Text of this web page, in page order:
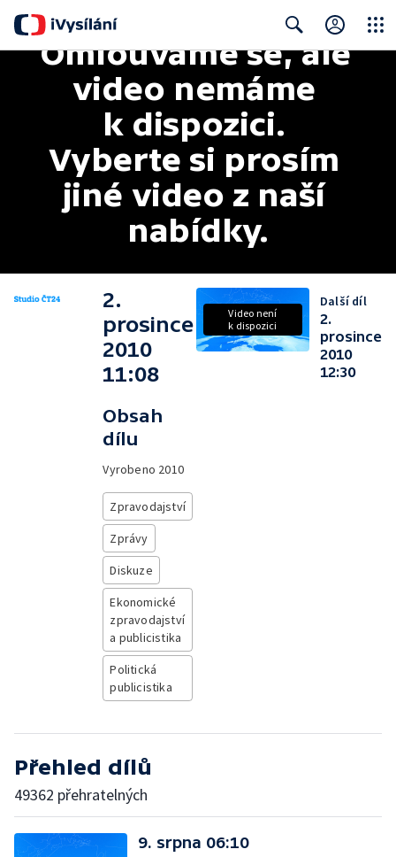
Search
Omlouváme se, ale
video nemáme
k dispozici.
Vyberte si prosím
jiné video z naší
nabídky.
2.
prosince
2010
11:08
Obsah
dílu
Vyrobeno 2010
Zpravodajství
Zprávy
Diskuze
Ekonomické
zpravodajství
a publicistika
Politická
publicistika
Video není
k dispozici
Další díl
2.
prosince
2010
12:30
Přehled dílů
49362 přehratelných
9. srpna 06:10